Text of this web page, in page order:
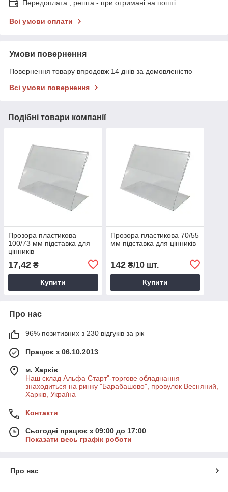
Передоплата , решта - при отримані на пошті
Всі умови оплати
Умови повернення
Повернення товару впродовж 14 днів за домовленістю
Всі умови повернення
Подібні товари компанії
Прозора пластикова
100/73 мм підставка для
цінників
17,42 ₴
Купити
Прозора пластикова 70/55
мм підставка для цінників
142₴/10 шт.
Купити
Про нас
96% позитивних з 230 відгуків за рік
Працює з 06.10.2013
м. Харків
Наш склад Альфа Старт"-торгове обладнання
знаходиться на ринку "Барабашово", провулок Весняний,
Харків, Україна
Контакти
Сьогодні працює з 09:00 до 17:00
Показати весь графік роботи
Про нас